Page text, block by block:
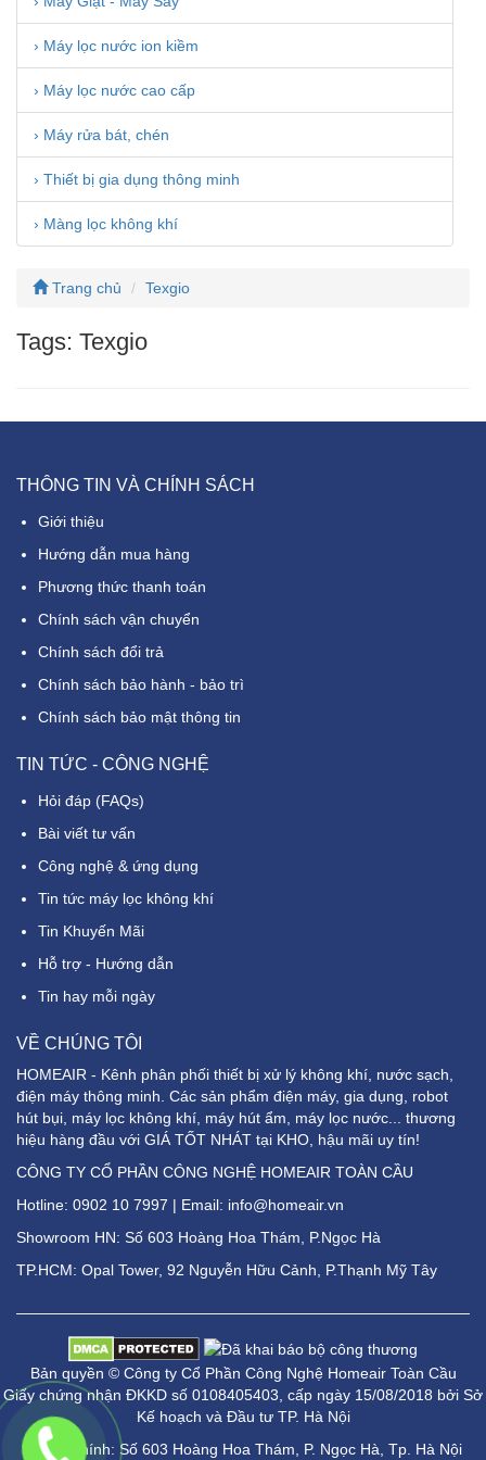
› Máy lọc nước ion kiềm
› Máy lọc nước cao cấp
› Máy rửa bát, chén
› Thiết bị gia dụng thông minh
› Màng lọc không khí
Trang chủ Texgio
Tags: Texgio
THÔNG TIN VÀ CHÍNH SÁCH
Giới thiệu
Hướng dẫn mua hàng
Phương thức thanh toán
Chính sách vận chuyển
Chính sách đổi trả
Chính sách bảo hành - bảo trì
Chính sách bảo mật thông tin
TIN TỨC - CÔNG NGHỆ
Hỏi đáp (FAQs)
Bài viết tư vấn
Công nghệ & ứng dụng
Tin tức máy lọc không khí
Tin Khuyến Mãi
Hỗ trợ - Hướng dẫn
Tin hay mỗi ngày
VỀ CHÚNG TÔI
HOMEAIR - Kênh phân phối thiết bị xử lý không khí, nước sạch,
điện máy thông minh. Các sản phẩm điện máy, gia dụng, robot
hút bụi, máy lọc không khí, máy hút ẩm, máy lọc nước... thương
hiệu hàng đầu với GIÁ TỐT NHÁT tại KHO, hậu mãi uy tín!
CÔNG TY CỔ PHẦN CÔNG NGHỆ HOMEAIR TOÀN CẦU
Hotline: 0902 10 7997 | Email: info@homeair.vn
Showroom HN: Số 603 Hoàng Hoa Thám, P.Ngọc Hà
TP.HCM: Opal Tower, 92 Nguyễn Hữu Cảnh, P.Thạnh Mỹ Tây
Bản quyền © Công ty Cổ Phần Công Nghệ Homeair Toàn Cầu
Giấy chứng nhận ĐKKD số 0108405403, cấp ngày 15/08/2018 bởi Sở
Kế hoạch và Đầu tư TP. Hà Nội
Trụ sở chính: Số 603 Hoàng Hoa Thám, P. Ngọc Hà, Tp. Hà Nội